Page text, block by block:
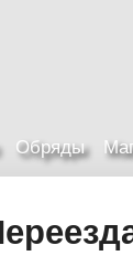
Обряды